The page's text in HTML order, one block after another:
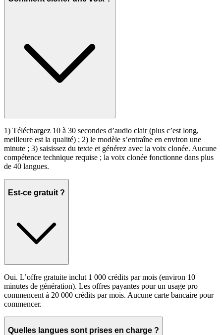
1) Téléchargez 10 à 30 secondes d’audio clair (plus c’est long,
meilleure est la qualité) ; 2) le modèle s’entraîne en environ une
minute ; 3) saisissez du texte et générez avec la voix clonée. Aucune
compétence technique requise ; la voix clonée fonctionne dans plus
de 40 langues.
Est-ce gratuit ?
Oui. L’offre gratuite inclut 1 000 crédits par mois (environ 10
minutes de génération). Les offres payantes pour un usage pro
commencent à 20 000 crédits par mois. Aucune carte bancaire pour
commencer.
Quelles langues sont prises en charge ?